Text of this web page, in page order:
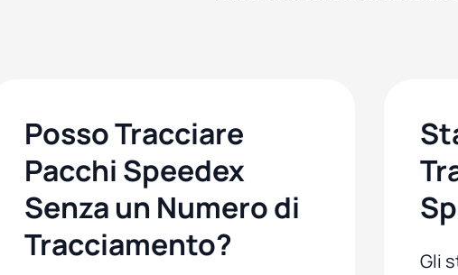
Posso Tracciare
Pacchi Speedex
Senza un Numero di
Tracciamento?
Gli